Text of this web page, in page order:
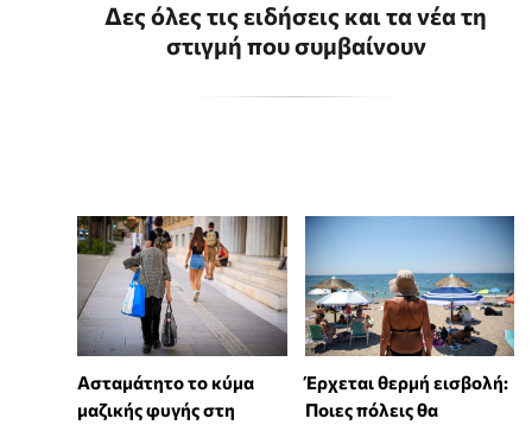
Δες όλες τις ειδήσεις και τα νέα τη
στιγμή που συμβαίνουν
Ασταμάτητο το κύμα
μαζικής φυγής στη
Έρχεται θερμή εισβολή:
Ποιες πόλεις θα